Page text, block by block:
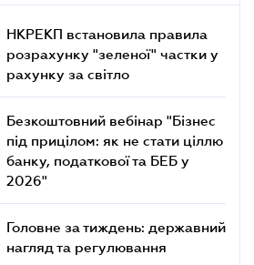
НКРЕКП встановила правила
розрахунку "зеленої" частки у
рахунку за світло
Безкоштовний вебінар "Бізнес
під прицілом: як не стати ціллю
банку, податкової та БЕБ у
2026"
Головне за тиждень: державний
нагляд та регулювання